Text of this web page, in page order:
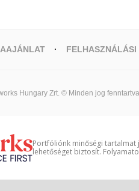
Hungary Zrt. © Minden jog fenntartva
Portfóliónk minőségi tartalmat
lehetőséget biztosít.